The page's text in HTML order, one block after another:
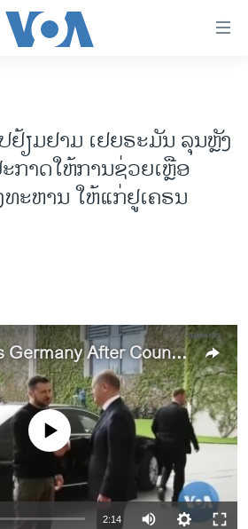
ດີ ສະຫະລັດ 2024
ຢ້ຽມຢາມ ເຢຍຣະມັນ ລຸນຫຼັງ
ກາດໃຫ້ການຊ່ວຍເຫຼືອ
ະ​ຫານ ໃຫ້ແກ່ຢູເຄຣນ
Zelenskyy Visits Germany After Country Pledges Largest Yet Aid Package
source currently available
2:14